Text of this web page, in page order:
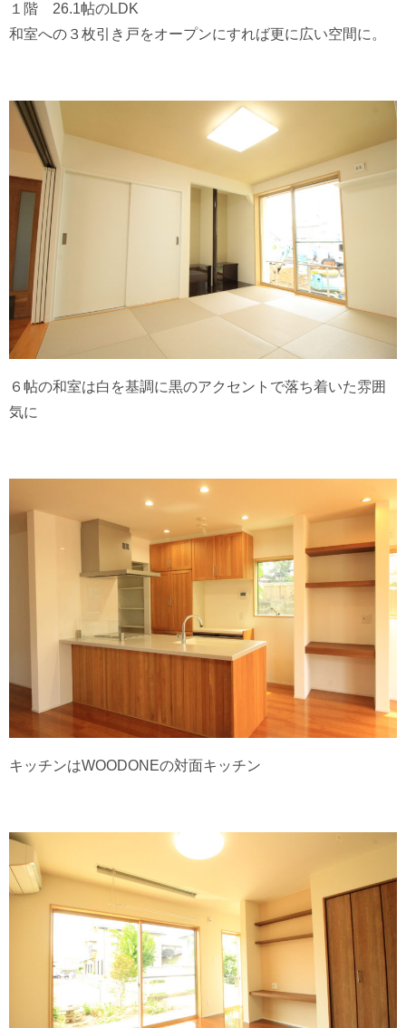
１階 26.1帖のLDK
和室への３枚引き戸をオープンにすれば更に広い空間に。
６帖の和室は白を基調に黒のアクセントで落ち着いた雰囲
気に
キッチンはWOODONEの対面キッチン